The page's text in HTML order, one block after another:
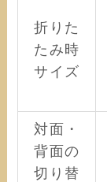
折りた
たみ時
サイズ
対面・
背面の
切り替